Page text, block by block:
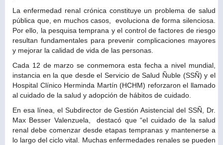
La enfermedad renal crónica constituye un problema de salud
pública que, en muchos casos, evoluciona de forma silenciosa.
Por ello, la pesquisa temprana y el control de factores de riesgo
resultan fundamentales para prevenir complicaciones mayores
y mejorar la calidad de vida de las personas.
Cada 12 de marzo se conmemora esta fecha a nivel mundial,
instancia en la que desde el Servicio de Salud Ñuble (SSÑ) y el
Hospital Clínico Herminda Martín (HCHM) reforzaron el llamado
al cuidado de la salud y adopción de hábitos de cuidado.
En esa línea, el Subdirector de Gestión Asistencial del SSÑ, Dr.
Max Besser Valenzuela, destacó que “el cuidado de la salud
renal debe comenzar desde etapas tempranas y mantenerse a
lo largo del ciclo vital. Muchas enfermedades renales se pueden